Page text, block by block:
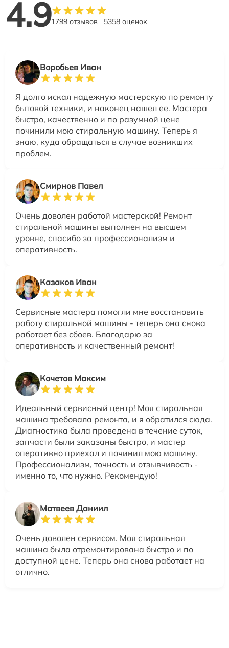
4.91799 отзывов 5358 оценок
Воробьев Иван
Я долго искал надежную мастерскую по ремонту
бытовой техники, и наконец нашел ее. Мастера
быстро, качественно и по разумной цене
починили мою стиральную машину. Теперь я
знаю, куда обращаться в случае возникших
проблем.
Смирнов Павел
Очень доволен работой мастерской! Ремонт
стиральной машины выполнен на высшем
уровне, спасибо за профессионализм и
оперативность.
Казаков Иван
Сервисные мастера помогли мне восстановить
работу стиральной машины - теперь она снова
работает без сбоев. Благодарю за
оперативность и качественный ремонт!
Кочетов Максим
Идеальный сервисный центр! Моя стиральная
машина требовала ремонта, и я обратился сюда.
Диагностика была проведена в течение суток,
запчасти были заказаны быстро, и мастер
оперативно приехал и починил мою машину.
Профессионализм, точность и отзывчивость -
именно то, что нужно. Рекомендую!
Матвеев Даниил
Очень доволен сервисом. Моя стиральная
машина была отремонтирована быстро и по
доступной цене. Теперь она снова работает на
отлично.